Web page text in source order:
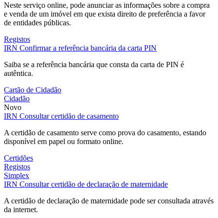
Neste serviço online, pode anunciar as informações sobre a compra
e venda de um imóvel em que exista direito de preferência a favor
de entidades públicas.
Registos
IRN Confirmar a referência bancária da carta PIN
Saiba se a referência bancária que consta da carta de PIN é
autêntica.
Cartão de Cidadão
Cidadão
Novo
IRN Consultar certidão de casamento
A certidão de casamento serve como prova do casamento, estando
disponível em papel ou formato online.
Certidões
Registos
Simplex
IRN Consultar certidão de declaração de maternidade
A certidão de declaração de maternidade pode ser consultada através
da internet.